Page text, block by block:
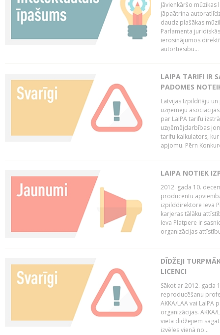
Jāvienkāršo
jāpaātrina
daudz plašākas
Parlamenta
ierosinājumos
autortiesību...
LAIPA TARIFI IR
PADOMES
Latvijas Izpildītāju
uzņēmēju
par LaIPA tarifu
uzņēmējdarbības
tarifu kalkulators,
apjomu. Pērn
LAIPA NOTIEK
2012. gada 10.
producentu
izpilddirektore Ieva
karjeras tālāku
Ieva Platpere ir
organizācijas
DĪDŽEJI
LICENCI
Sākot ar 2012. gada
reproducēšanu
AKKA/LAA vai LaIPA
organizācijas.
vietā dīdžejiem
izvēles vienā no...